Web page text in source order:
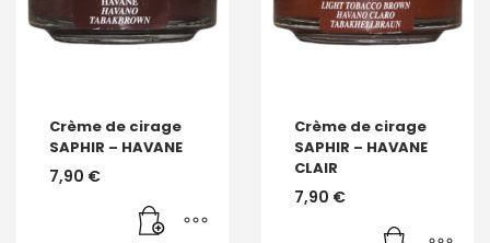
Crème de cirage
SAPHIR – HAVANE
7,90 €
Crème de cirage
SAPHIR – HAVANE
CLAIR
7,90 €